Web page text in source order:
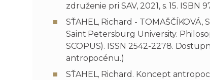
združenie pri SAV, 2021, s. 15.
SŤAHEL, Richard -
Saint Petersburg University.
SCOPUS). ISSN 2542-2278.
antropocénu.)
SŤAHEL, Richard. Koncept